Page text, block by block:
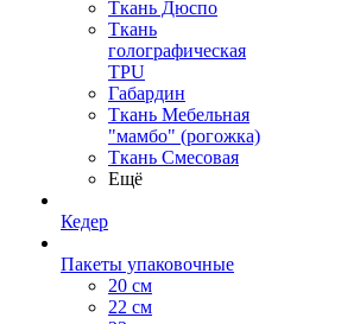
Ткань Дюспо
Ткань
голографическая
TPU
Габардин
Ткань Мебельная
"мамбо" (рогожка)
Ткань Смесовая
Ещё
Кедер
Пакеты упаковочные
20 см
22 см